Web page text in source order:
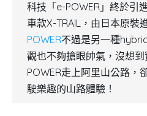
科技「e-POWER」終於引
車款X-TRAIL，由日本原裝
POWER不過是另一種
觀也不夠搶眼帥氣，沒想到
POWER走上阿里山公路，
駛樂趣的山路體驗！